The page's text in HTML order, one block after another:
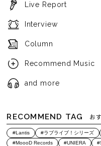
Live Report
Interview
Column
Recommend Music
and more
RECOMMEND TAG お
#Lantis #ラブライブ！シリーズ
#MoooD Records
#UNIERA